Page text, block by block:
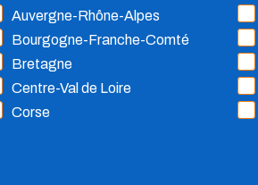
Auvergne-Rhône-Alpes
Bourgogne-Franche-Comté
Bretagne
Centre-Val de Loire
Corse